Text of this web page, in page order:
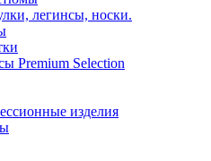
легинсы, носки.
Premium Selection
изделия